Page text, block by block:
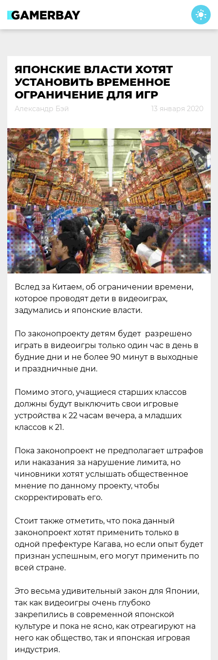
content
ЯПОНСКИЕ ВЛАСТИ ХОТЯТ
УСТАНОВИТЬ ВРЕМЕННОЕ
ОГРАНИЧЕНИЕ ДЛЯ ИГР
Александр Бэй 13 января 2020
Вслед за Китаем, об ограничении времени,
которое проводят дети в видеоиграх,
задумались и японские власти.
По законопроекту детям будет разрешено
играть в видеоигры только один час в день в
будние дни и не более 90 минут в выходные
и праздничные дни.
Помимо этого, учащиеся старших классов
должны будут выключить свои игровые
устройства к 22 часам вечера, а младших
классов к 21.
Пока законопроект не предполагает штрафов
или наказания за нарушение лимита, но
чиновники хотят услышать общественное
мнение по данному проекту, чтобы
скорректировать его.
Стоит также отметить, что пока данный
законопроект хотят применить только в
одной префектуре Кагава, но если опыт будет
признан успешным, его могут применить по
всей стране.
Это весьма удивительный закон для Японии,
так как видеоигры очень глубоко
закрепились в современной японской
культуре и пока не ясно, как отреагируют на
него как общество, так и японская игровая
индустрия.